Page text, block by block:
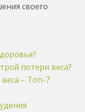
своего
потери веса?
– Топ-7